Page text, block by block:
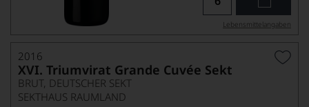
Lebensmittel­angaben
2016
XVI. Triumvirat Grande Cuvée Sekt
BRUT, DEUTSCHER SEKT
SEKTHAUS RAUMLAND